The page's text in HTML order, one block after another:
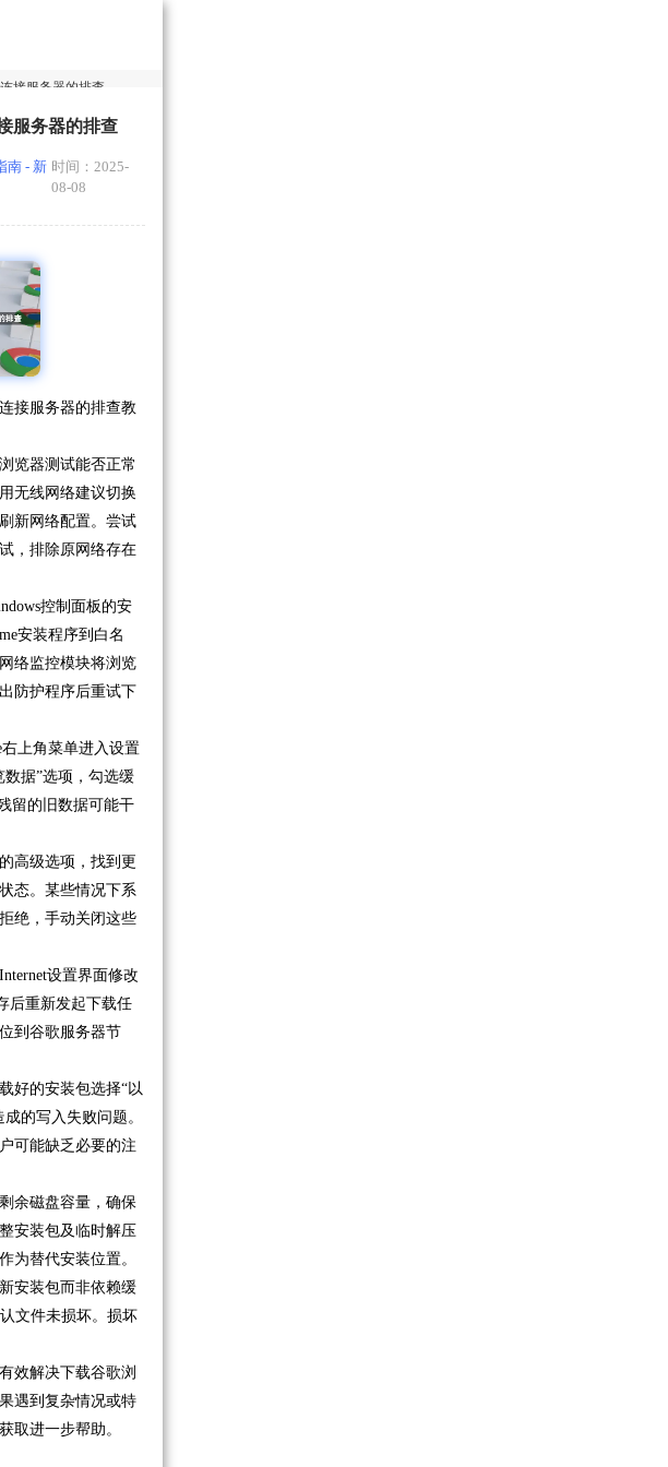
接服务器的排查
服务器的排查
南 - 新 时间：2025-
08-08
接服务器的排查教
览器测试能否正常
无线网络建议切换
新网络配置。尝试
，排除原网络存在
控制面板的安
安装程序到白名
络监控模块将浏览
防护程序后重试下
上角菜单进入设置
据”选项，勾选缓
留的旧数据可能干
高级选项，找到更
态。某些情况下系
绝，手动关闭这些
设置界面修改
后重新发起下载任
到谷歌服务器节
好的安装包选择“以
的写入失败问题。
可能缺乏必要的注
余磁盘容量，确保
安装包及临时解压
为替代安装位置。
安装包而非依赖缓
文件未损坏。损坏
效解决下载谷歌浏
遇到复杂情况或特
取进一步帮助。